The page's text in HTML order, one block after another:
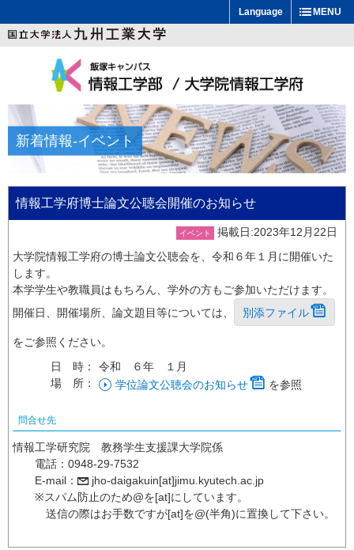
MENU
Language
新着情報-イベント
情報工学府博士論文公聴会開催のお知らせ
イベント
掲載日:2023年12月22日
大学院情報工学府の博士論文公聴会を、令和６年１月に開催いた
します。
本学学生や教職員はもちろん、学外の方もご参加いただけます。
開催日、開催場所、論文題目等については、
別添ファイル
をご参照ください。
日 時：
令和 ６年 １月
場 所：
学位論文公聴会のお知らせ を参照
問合せ先
情報工学研究院 教務学生支援課大学院係
電話：0948-29-7532
E-mail：
jho-daigakuin[at]jimu.kyutech.ac.jp
※スパム防止のため@を[at]にしています。
送信の際はお手数ですが[at]を@(半角)に置換して下さい。